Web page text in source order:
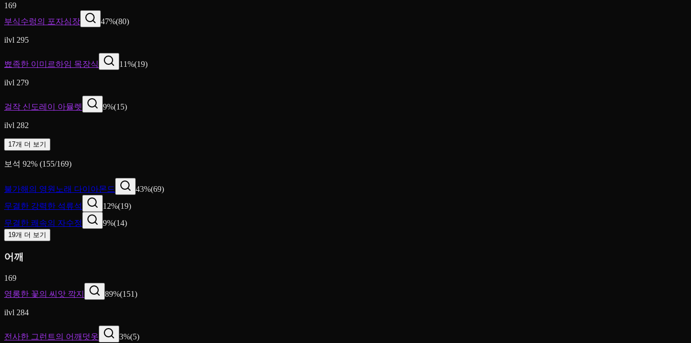
169
부식수렁의 포자심장
47%(80)
ilvl 295
뾰족한 이미르하임 목장식 11%(19)
ilvl 279
걸작 신도레이 아뮬렛 9%(15)
ilvl 282
17개 더 보기
보석 92% (155/169)
불가해의 영원노래 다이아몬드 43%(69)
무결한 강력한 석류석
12%(19)
무결한 쾌속의 자수정
9%(14)
19개 더 보기
어깨
169
영롱한 꽃의 씨앗 깍지
89%(151)
ilvl 284
전사한 그런트의 어깨덧옷 3%(5)